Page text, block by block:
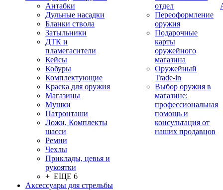
Антабки
Дульные насадки
Бланки ствола
Затыльники
ДТК и
пламегасители
Кейсы
Кобуры
Комплектующие
Краска для оружия
Магазины
Мушки
Патронташи
Ложи, Комплекты
шасси
Ремни
Чехлы
Приклады, цевья и
рукоятки
+ ЕЩЕ 6
Аксессуары для стрельбы
отдел
Переоформление
оружия
Подарочные
карты
оружейного
магазина
Оружейный
Trade-in
Выбор оружия в
магазине:
профессиональная
помощь и
консультация от
наших продавцов